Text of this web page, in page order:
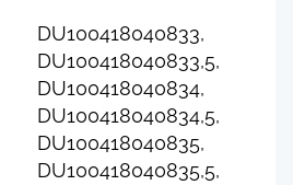
DU100418040833,
DU100418040833,5,
DU100418040834,
DU100418040834,5,
DU100418040835,
DU100418040835,5,